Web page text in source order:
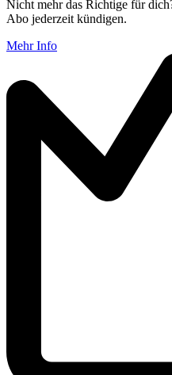
Nicht mehr das Richtige für
Abo jederzeit kündigen.
Mehr Info